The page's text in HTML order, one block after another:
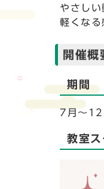
やさし
軽くなる
開催概
期間
7月～12
教室ス